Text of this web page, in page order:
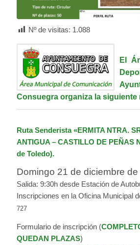
Nº de visitas: 1.088
El
Consuegra organiza la siguiente
Ruta Senderista «ERMITA NTRA.
ANTIGUA – CASTILLO DE PEÑAS
de Toledo).
Domingo 21 de diciembre
Salida: 9:30h desde Estación de
Inscripciones en la Oficina Municipal
727
Formulario de inscripción (
QUEDAN PLAZAS)